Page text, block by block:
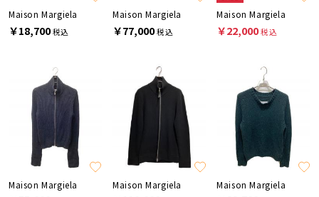
Maison Margiela
￥18,700税込
Maison Margiela
￥77,000税込
Maison Margiela
￥22,000税込
Maison Margiela Maison Margiela Maison Margiela